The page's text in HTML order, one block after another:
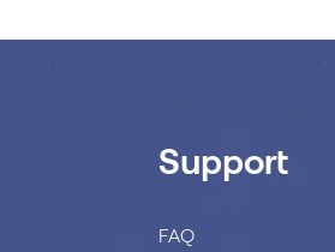
Support
FAQ